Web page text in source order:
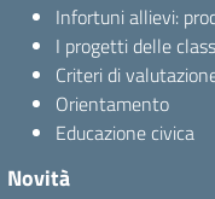
Infortuni allievi:
I progetti delle
Criteri di
Orientamento
Educazione civica
Novità